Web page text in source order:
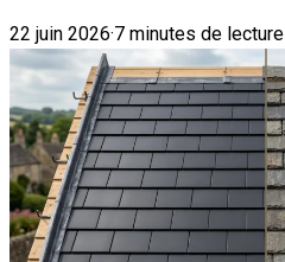
22 juin 2026·7 minutes de lecture